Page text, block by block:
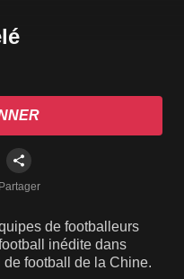
Partager
de footballeurs
inédite dans
de football de la Chine.